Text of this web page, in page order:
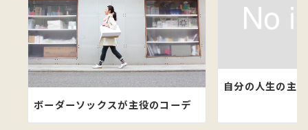
ボーダーソックスが主役のコーデ
自分の人生の主